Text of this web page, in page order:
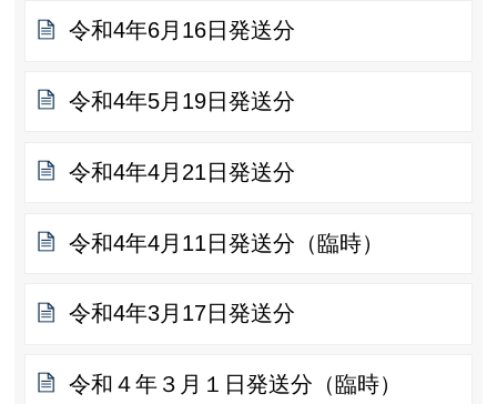
令和4年6月16日発送分
令和4年5月19日発送分
令和4年4月21日発送分
令和4年4月11日発送分（臨時）
令和4年3月17日発送分
令和４年３月１日発送分（臨時）